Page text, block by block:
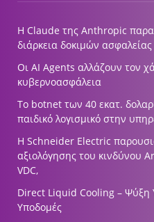
Η Claude της Anthropic
διάρκεια δοκιμών ασφαλείας
Οι AI Agents αλλάζουν τον
κυβερνοασφάλεια
Το botnet των 40 εκατ.
παιδικό λογισμικό στην
Η Schneider Electric
αξιολόγησης του κινδύνου
VDC,
Direct Liquid Cooling – Ψύξη
Υποδομές